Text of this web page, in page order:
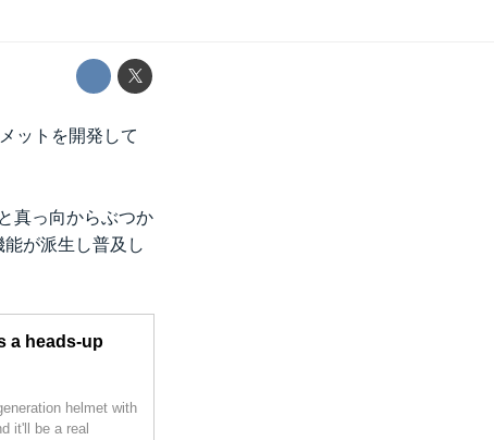
ットを開発して
真っ向からぶつか
が派生し普及し
a heads-up
helmet with
it'll be a real